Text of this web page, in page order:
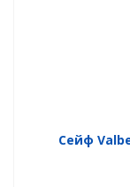
Сейф